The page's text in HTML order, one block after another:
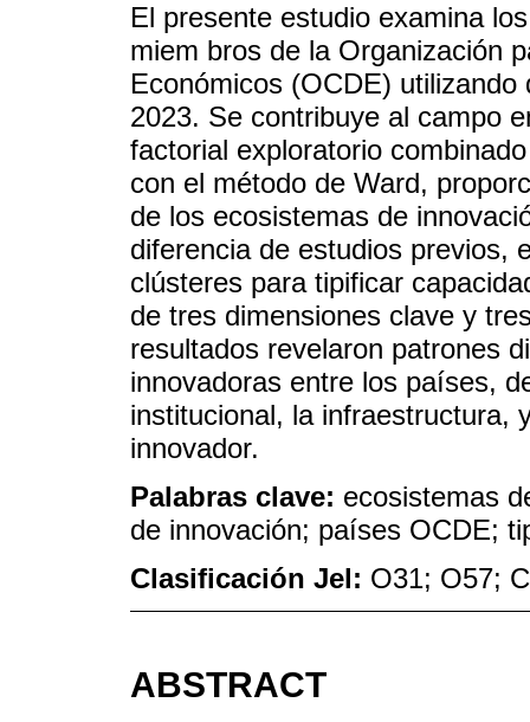
El presente estudio examina
miem bros de la Organización
Económicos (OCDE)
2023. Se contribuye al campo
factorial exploratorio
con el método de Ward,
de los ecosistemas de
diferencia de estudios previos,
clústeres para tipificar
de tres dimensiones clave y
resultados revelaron patrones
innovadoras entre los países,
institucional, la infraestructura,
innovador.
Palabras clave: ecosistemas
de innovación; países OCDE;
Clasificación Jel: O31; O57;
ABSTRACT